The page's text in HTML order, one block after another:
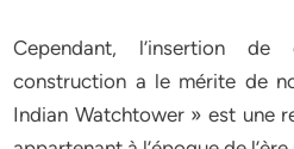
Cependant, l’insertion
construction a le mérite de
Indian Watchtower » est une